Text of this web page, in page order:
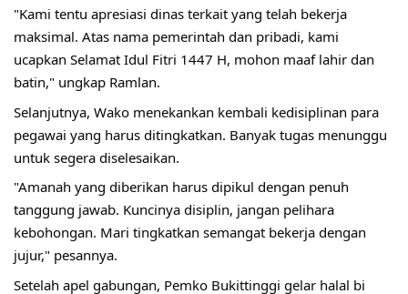
"Kami tentu apresiasi dinas terkait yang telah bekerja
maksimal. Atas nama pemerintah dan pribadi, kami
ucapkan Selamat Idul Fitri 1447 H, mohon maaf lahir dan
batin," ungkap Ramlan.
Selanjutnya, Wako menekankan kembali kedisiplinan para
pegawai yang harus ditingkatkan. Banyak tugas menunggu
untuk segera diselesaikan.
"Amanah yang diberikan harus dipikul dengan penuh
tanggung jawab. Kuncinya disiplin, jangan pelihara
kebohongan. Mari tingkatkan semangat bekerja dengan
jujur," pesannya.
Setelah apel gabungan, Pemko Bukittinggi gelar halal bi